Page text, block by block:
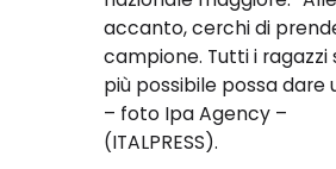
accanto, cerchi di
campione. Tutti i
più possibile possa dare
– foto Ipa Agency –
(ITALPRESS).